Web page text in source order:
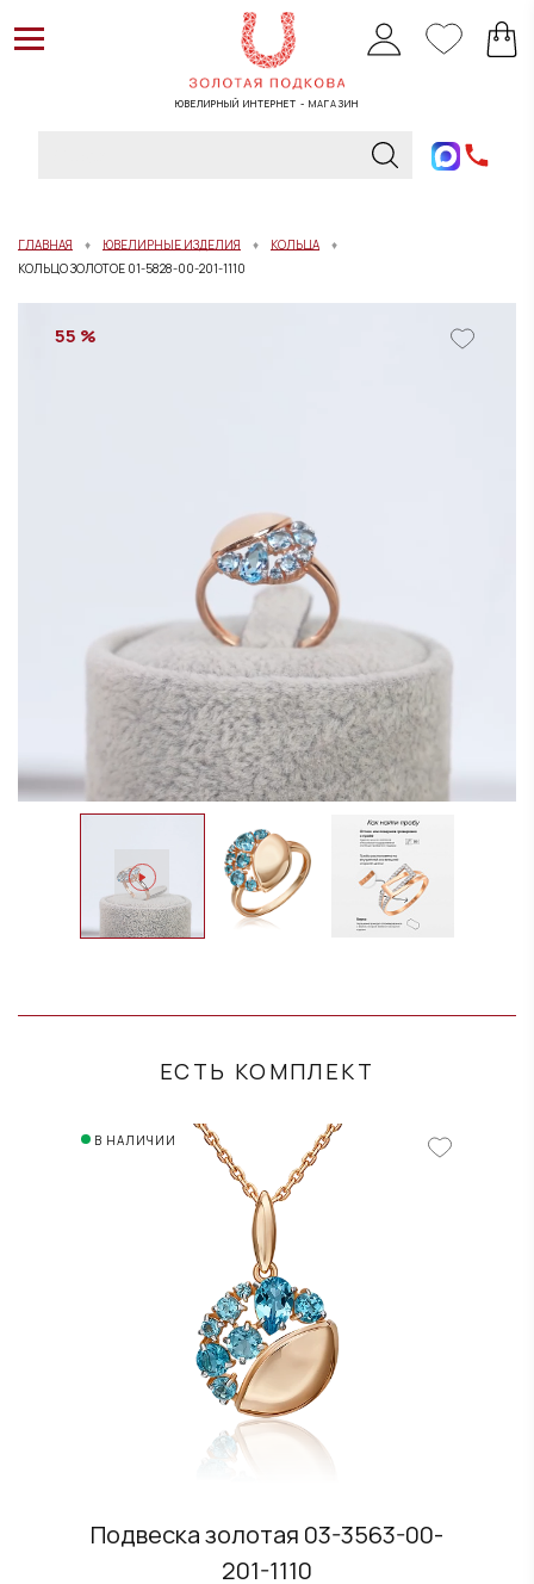
ЮВЕЛИРНЫЙ ИНТЕРНЕТ - МАГАЗИН
ГЛАВНАЯ ЮВЕЛИРНЫЕ ИЗДЕЛИЯ
КОЛЬЦА
КОЛЬЦО ЗОЛОТОЕ 01-5828-00-201-1110
ЕСТЬ КОМПЛЕКТ
В НАЛИЧИИ
Подвеска золотая 03-3563-00-
201-1110
55 %